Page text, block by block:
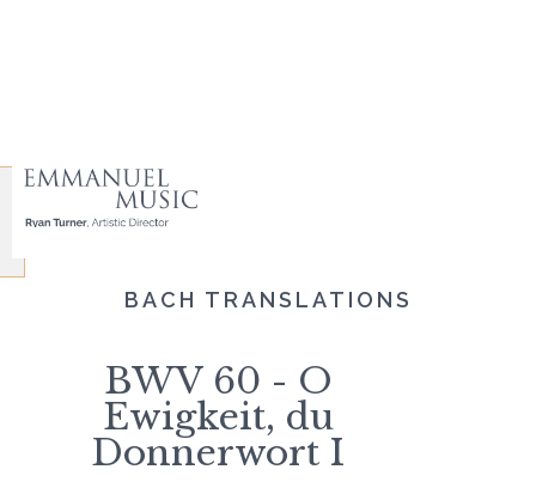
BACH TRANSLATIONS
BWV 60 - O
Ewigkeit, du
Donnerwort I